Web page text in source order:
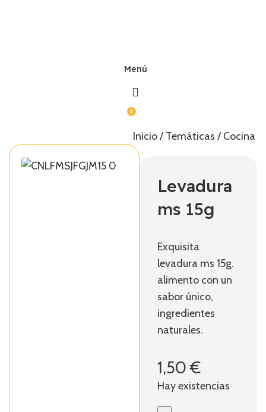
Menú
0
Inicio Temáticas Cocina
Levadura
ms 15g
Exquisita
levadura ms 15g.
alimento con un
sabor único,
ingredientes
naturales.
1,50€
Hay existencias